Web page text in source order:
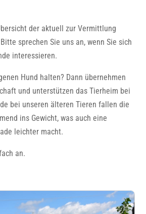
der aktuell zur Vermittlung
sprechen Sie uns an, wenn Sie sich
interessieren.
Hund halten? Dann übernehmen
und unterstützen das Tierheim bei
bei unseren älteren Tieren fallen die
ins Gewicht, was auch eine
leichter macht.
an.